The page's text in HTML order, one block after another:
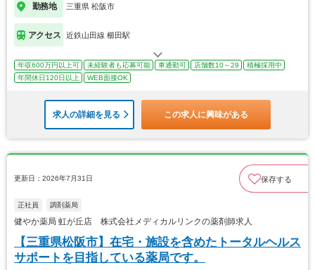
勤務地 三重県 松阪市
アクセス 近鉄山田線 櫛田駅
年収600万円以上可 未経験者も応募可能 車通勤可 店舗数10～29
積極採用中
年間休日120日以上
WEB面接OK
求人の詳細を見る この求人に興味がある
更新日：2026年7月31日 保存する
正社員 調剤薬局
健やか薬局 虹が丘店 株式会社メディカルリンクの薬剤師求人
【三重県松阪市】在宅・施設を含めたトータルヘルス
サポートを目指している薬局です。